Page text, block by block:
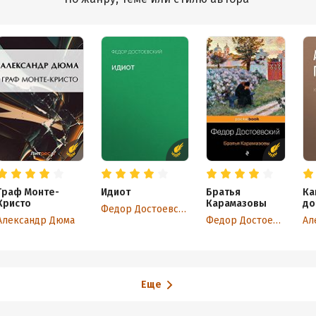
Монте-
Дюма
Идиот
Федор Достоевский
Братья
Карамазовы
Федор Достоевский
Еще